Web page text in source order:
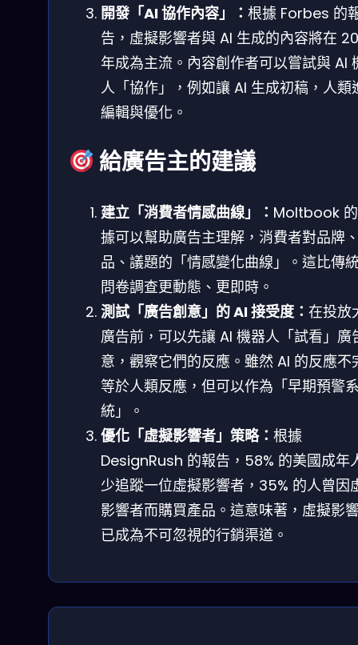
開發「AI 協作內容」： 根據 Forbes 的
告，虛擬影響者與 AI 生成的內容將在
年成為主流。內容創作者可以嘗試與 AI
人「協作」，例如讓 AI 生成初稿，人類
編輯與優化。
給廣告主的建議
建立「消費者情感曲線」： Moltbook
據可以幫助廣告主理解，消費者對品牌
品、議題的「情感變化曲線」。這比傳
問卷調查更動態、更即時。
測試「廣告創意」的 AI 接受度： 在投放
廣告前，可以先讓 AI 機器人「試看」廣
意，觀察它們的反應。雖然 AI 的反應不
等於人類反應，但可以作為「早期預警
統」。
優化「虛擬影響者」策略： 根據
DesignRush 的報告，58% 的美國成年
少追蹤一位虛擬影響者，35% 的人曾因
影響者而購買產品。這意味著，虛擬影
已成為不可忽視的行銷渠道。